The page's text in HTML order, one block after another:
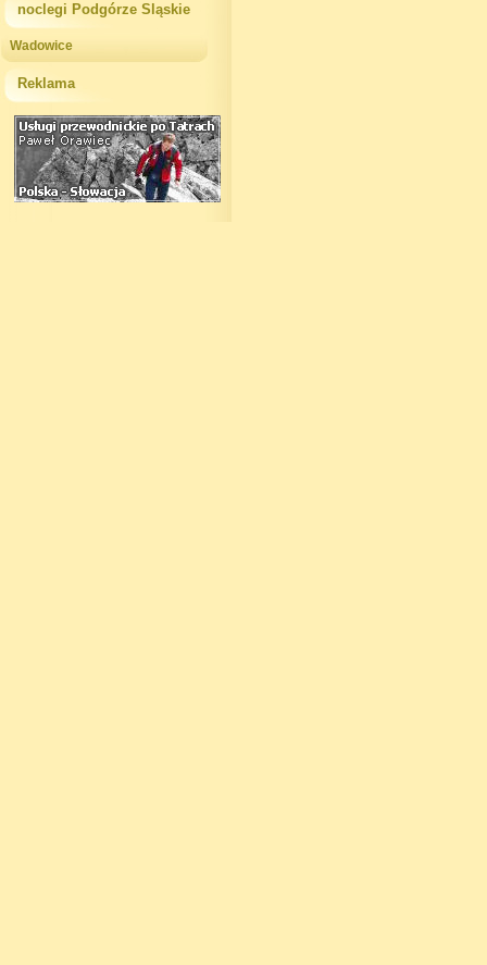
noclegi Podgórze Sląskie
Wadowice
Reklama